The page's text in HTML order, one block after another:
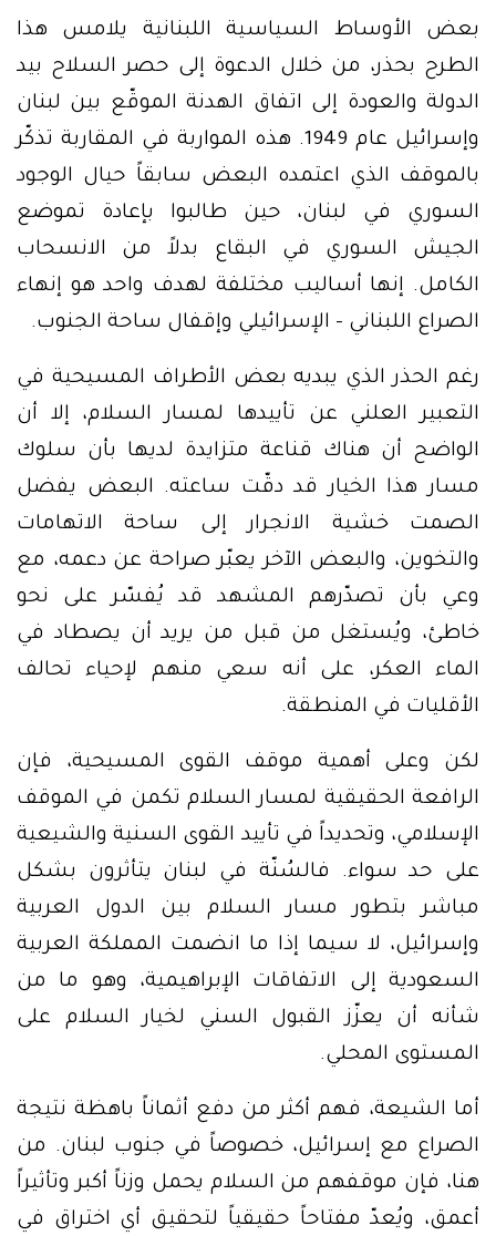
بعض الأوساط السياسية اللبنانية يلامس هذا
الطرح بحذر، من خلال الدعوة إلى حصر السلاح بيد
الدولة والعودة إلى اتفاق الهدنة الموقّع بين لبنان
وإسرائيل عام 1949. هذه المواربة في المقاربة تذكّر
بالموقف الذي اعتمده البعض سابقاً حيال الوجود
السوري في لبنان، حين طالبوا بإعادة تموضع
الجيش السوري في البقاع بدلاً من الانسحاب
الكامل. إنها أساليب مختلفة لهدف واحد هو إنهاء
الصراع اللبناني – الإسرائيلي وإقفال ساحة الجنوب.
رغم الحذر الذي يبديه بعض الأطراف المسيحية في
التعبير العلني عن تأييدها لمسار السلام، إلا أن
الواضح أن هناك قناعة متزايدة لديها بأن سلوك
مسار هذا الخيار قد دقّت ساعته. البعض يفضل
الصمت خشية الانجرار إلى ساحة الاتهامات
والتخوين، والبعض الآخر يعبّر صراحة عن دعمه، مع
وعي بأن تصدّرهم المشهد قد يُفسّر على نحو
خاطئ، ويُستغل من قبل من يريد أن يصطاد في
الماء العكر، على أنه سعي منهم لإحياء تحالف
الأقليات في المنطقة.
لكن وعلى أهمية موقف القوى المسيحية، فإن
الرافعة الحقيقية لمسار السلام تكمن في الموقف
الإسلامي، وتحديداً في تأييد القوى السنية والشيعية
على حد سواء. فالسُنّة في لبنان يتأثرون بشكل
مباشر بتطور مسار السلام بين الدول العربية
وإسرائيل، لا سيما إذا ما انضمت المملكة العربية
السعودية إلى الاتفاقات الإبراهيمية، وهو ما من
شأنه أن يعزّز القبول السني لخيار السلام على
المستوى المحلي.
أما الشيعة، فهم أكثر من دفع أثماناً باهظة نتيجة
الصراع مع إسرائيل، خصوصاً في جنوب لبنان. من
هنا، فإن موقفهم من السلام يحمل وزناً أكبر وتأثيراً
أعمق، ويُعدّ مفتاحاً حقيقياً لتحقيق أي اختراق في